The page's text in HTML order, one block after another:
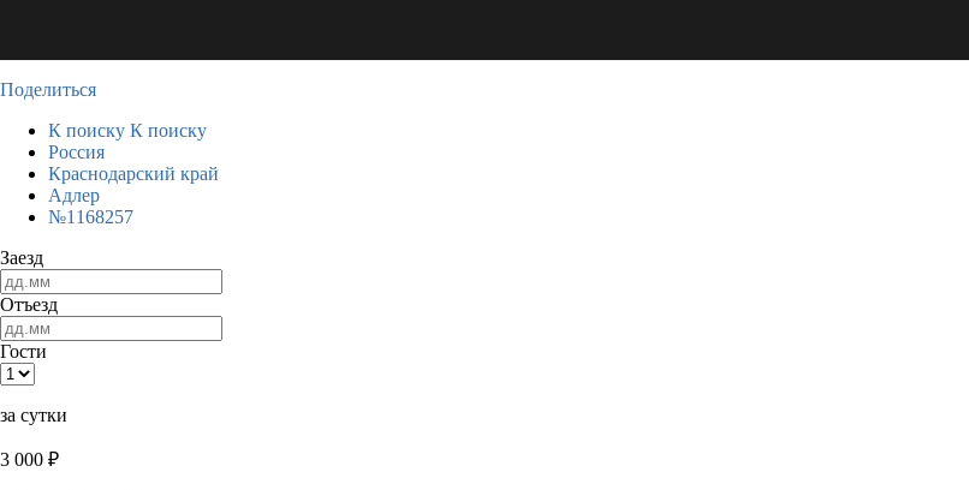
Поделиться
К поиску К поиску
Россия
Краснодарский край
Адлер
№1168257
Заезд
Отъезд
Гости
за сутки
3 000 ₽